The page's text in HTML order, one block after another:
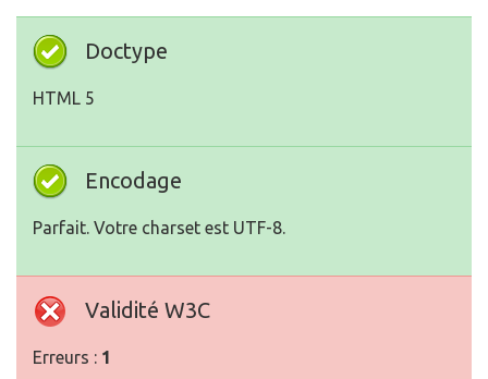
Doctype
HTML 5
Encodage
Parfait. Votre charset est UTF-8.
Validité W3C
Erreurs : 1